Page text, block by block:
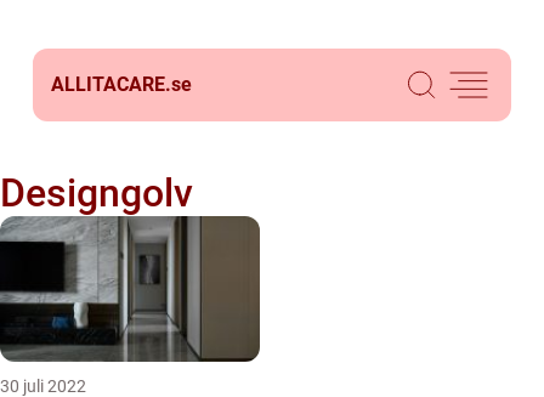
ALLITACARE.se
Designgolv
30 juli 2022